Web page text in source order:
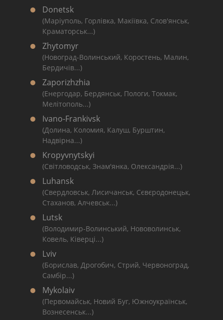
Donetsk
(Маріуполь, Горлівка, Макіївка, Слов'янськ,
Краматорськ...)
Zhytomyr
(Новоград-Волинський, Коростень, Малин,
Бердичів...)
Zaporizhzhia
(Енергодар, Бердянськ, Пологи, Токмак,
Мелітополь...)
Ivano-Frankivsk
(Долина, Коломия, Калуш, Бурштин,
Надвірна...)
Kropyvnytskyi
(Світловодськ, Знам'янка, Олександрія...)
Luhansk
(Свердловськ, Лисичанськ, Сєвєродонецьк,
Стаханов, Алчевськ...)
Lutsk
(Володимир-Волинський, Нововолинськ,
Ковель, Ківерці...)
Lviv
(Борислав, Дрогобич, Стрий, Червоноград,
Самбір...)
Mykolaiv
(Первомайськ, Новий Буг, Южноукраїнськ,
Вознесенськ...)